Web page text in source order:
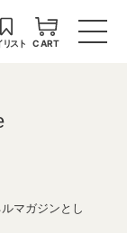
リスト CART
マガジンとし